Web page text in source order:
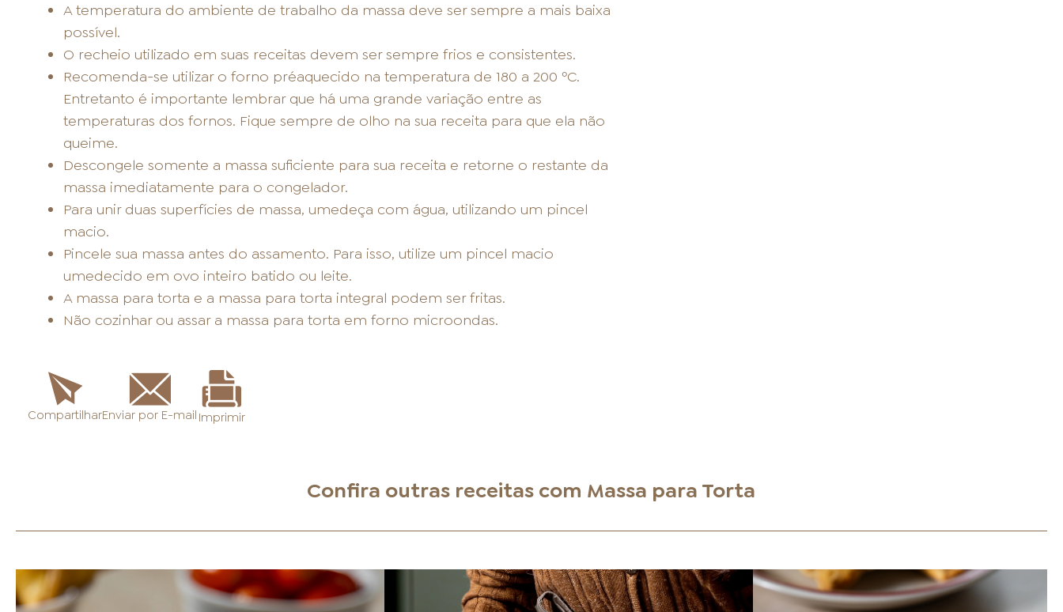
A temperatura do ambiente de trabalho da massa deve ser sempre a mais baixa
possível.
O recheio utilizado em suas receitas devem ser sempre frios e consistentes.
Recomenda-se utilizar o forno préaquecido na temperatura de 180 a 200 ºC.
Entretanto é importante lembrar que há uma grande variação entre as
temperaturas dos fornos. Fique sempre de olho na sua receita para que ela não
queime.
Descongele somente a massa suficiente para sua receita e retorne o restante da
massa imediatamente para o congelador.
Para unir duas superfícies de massa, umedeça com água, utilizando um pincel
macio.
Pincele sua massa antes do assamento. Para isso, utilize um pincel macio
umedecido em ovo inteiro batido ou leite.
A massa para torta e a massa para torta integral podem ser fritas.
Não cozinhar ou assar a massa para torta em forno microondas.
CompartilharEnviar por E-mail Imprimir
Confira outras receitas com Massa para Torta